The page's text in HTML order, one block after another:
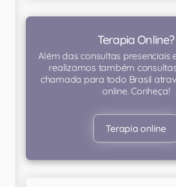
Terapia Online?
Além das consultas presenciais
realizamos também
chamada para todo Brasil
online. Conheça!
Terapia online